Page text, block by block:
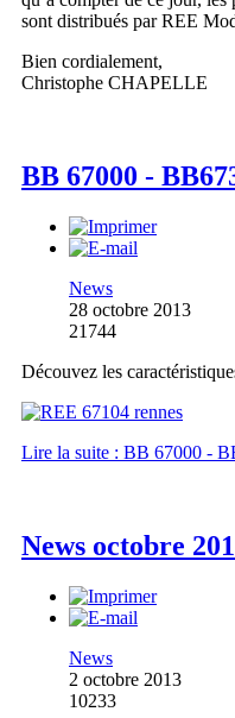
sont distribués par REE
Bien cordialement,
Christophe CHAPELLE
BB 67000 -
News
28 octobre 2013
21744
Découvez les
Lire la suite : BB 67000 -
News octobre
News
2 octobre 2013
10233